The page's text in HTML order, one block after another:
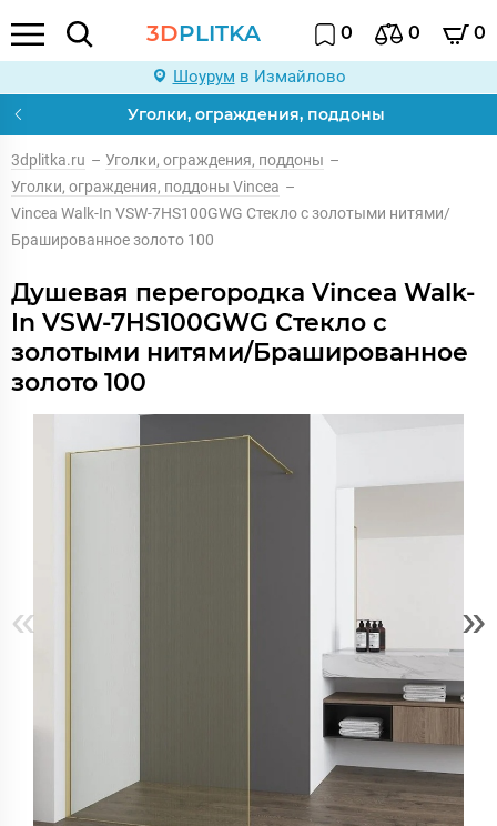
3DPLITKA 0 0 0
Шоурум в Измайлово
Уголки, ограждения, поддоны
3dplitka.ru – Уголки, ограждения, поддоны –
Уголки, ограждения, поддоны Vincea –
Vincea Walk-In VSW-7HS100GWG Стекло с золотыми нитями/
Брашированное золото 100
Душевая перегородка Vincea Walk-
In VSW-7HS100GWG Стекло с
золотыми нитями/Брашированное
золото 100
« »